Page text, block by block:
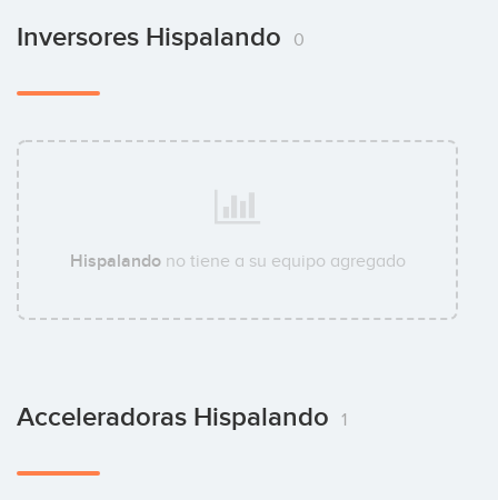
Inversores Hispalando 0
Hispalandono tiene a su equipo agregado
Acceleradoras Hispalando 1